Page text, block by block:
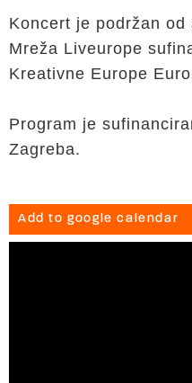
Koncert je podržan od
Mreža Liveurope
Kreativne Europe
Program je
Zagreba.
Add to google calendar